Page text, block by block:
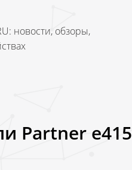
новости, обзоры,
Partner e415